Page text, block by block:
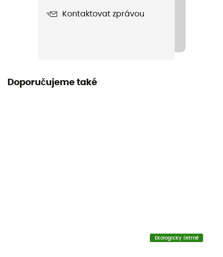
Nepromokavost
[paume] 100 % cuir de chèvre / [doublure] polaire 150
Kontaktovat zprávou
Doporučujeme také
Ekologicky šetrné